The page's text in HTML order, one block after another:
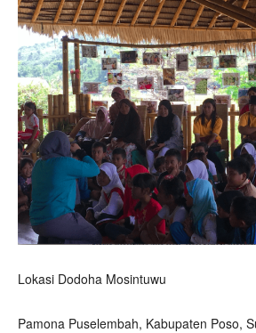
Lokasi Dodoha Mosintuwu
Pamona Puselembah, Kabupaten Poso,